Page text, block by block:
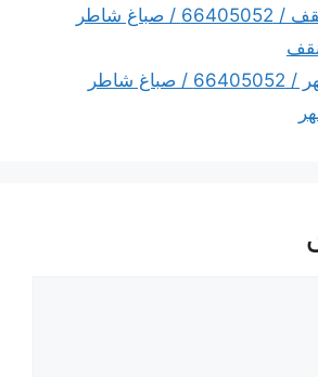
فني صباغ المنقف / 66405052 / صباغ شاطر
فني صباغ الظهر / 66405052 / صباغ شاطر